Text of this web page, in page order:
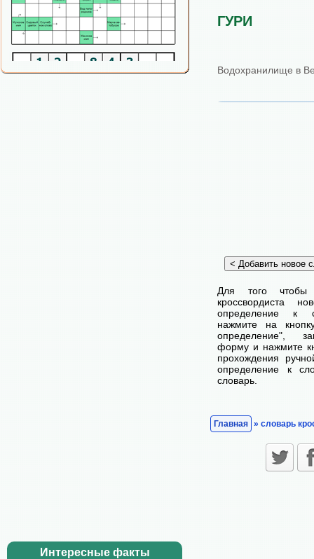
Интересные факты
ГУРИ
Водохранилище в
Для того чтобы
кроссвордиста
определение к
нажмите на
определение",
форму и нажмите
прохождения
определение к
словарь.
Главная » словарь